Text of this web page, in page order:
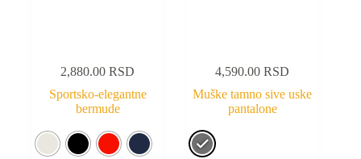
2,880.00RSD
Sportsko-elegantne
bermude
4,590.00RSD
Muške tamno sive uske
pantalone